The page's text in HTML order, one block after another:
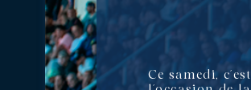
Ce samedi,